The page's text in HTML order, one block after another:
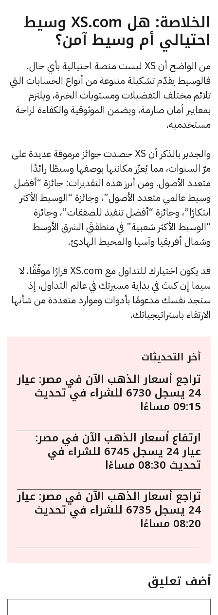
الخلاصة: هل XS.com وسيط
احتيالي أم وسيط آمن؟
من الواضح أن XS ليست منصة احتيالية بأي حال.
فالوسيط يقدّم تشكيلة متنوعة من أنواع الحسابات التي
تلائم مختلف التفضيلات ومستويات الخبرة، ويلتزم
بمعايير أمان صارمة، ويضمن الموثوقية والكفاءة لراحة
مستخدميه.
والجدير بالذكر أن XS حصدت جوائز مرموقة عديدة على
مرّ السنوات، مما يُعزّز مكانتها بوصفها وسيطًا رائدًا
متعدد الأصول. ومن أبرز هذه التقديرات: جائزة “أفضل
وسيط عالمي متعدد الأصول”، وجائزة “الوسيط الأكثر
ابتكارًا”، وجائزة “أفضل تنفيذ للصفقات”، وجائزة
“الوسيط الأكثر شعبية” في منطقتَي الشرق الأوسط
وشمال أفريقيا وآسيا والمحيط الهادئ.
قد يكون اختيارك للتداول مع XS.com قرارًا موفّقًا، لا
سيما إن كنتَ في بداية مسيرتك في عالم التداول، إذ
ستجد نفسك مدعومًا بأدوات وموارد متعددة من شأنها
الارتقاء باستراتيجياتك.
أخر التحديثات
تراجع أسعار الذهب الآن في مصر: عيار
24 يسجل 6730 للشراء في تحديث
09:15 مساءًا
ارتفاع أسعار الذهب الآن في مصر:
عيار 24 يسجل 6745 للشراء في
تحديث 08:30 مساءًا
تراجع أسعار الذهب الآن في مصر: عيار
24 يسجل 6735 للشراء في تحديث
08:20 مساءًا
أضف تعليق